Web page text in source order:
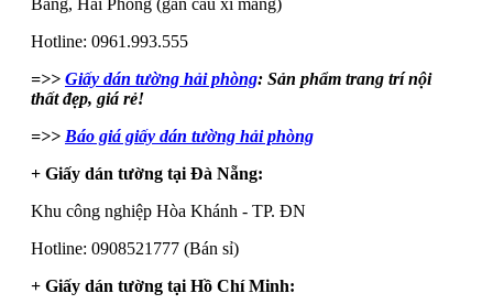
Hotline: 0961.993.555
=>> Giấy dán tường hải phòng: Sản phẩm trang trí nội
thất đẹp, giá rẻ!
=>> Báo giá giấy dán tường hải phòng
+ Giấy dán tường tại Đà Nẵng:
Khu công nghiệp Hòa Khánh - TP. ĐN
Hotline: 0908521777 (Bán sỉ)
+ Giấy dán tường tại Hồ Chí Minh: